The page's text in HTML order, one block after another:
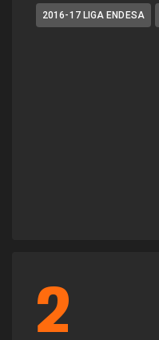
2016-17 LIGA ENDESA
2